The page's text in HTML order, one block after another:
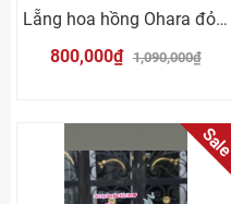
Lẵng hoa hồng Ohara đỏ mix lá bạc
800,000₫ 1,090,000₫
Sale